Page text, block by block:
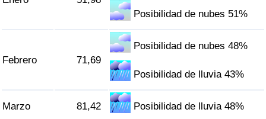
Posibilidad de nubes 51%
Febrero 71,69
Posibilidad de nubes 48%
Posibilidad de lluvia 43%
Marzo 81,42 Posibilidad de lluvia 48%
Contaminación
Índice de Contaminación (Actual)
Índice de contaminación
Índice de Contaminación por País